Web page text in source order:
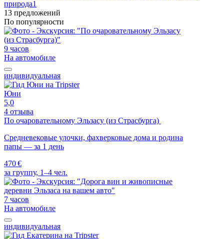
природа1
13 предложений
По популярности
9 часов
На автомобиле
индивидуальная
Юни
5,0
4 отзыва
По очаровательному Эльзасу (из Страсбурга)
Средневековые улочки, фахверковые дома и родина
папы — за 1 день
470 €
за группу, 1–4 чел.
7 часов
На автомобиле
индивидуальная